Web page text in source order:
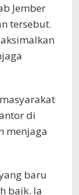
Jember
tersebut.
di
menjaga
baru
baik. Ia